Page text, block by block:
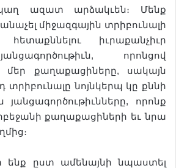
ազատ արձակւեն։ Մենք
միջազգային տրիբունալի
հետաքննելու իւրաքանչիւր
որոնցով
մեր քաղաքացիները, սակայն
տրիբունալը նոյնկերպ կը քննի
որոնք
քաղաքացիների եւ նրա
ըստ ամենայնի նպաստել